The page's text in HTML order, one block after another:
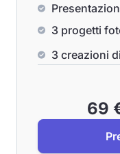
3 progetti
3 creazioni
69